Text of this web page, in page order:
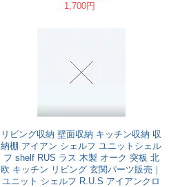
1,700円
リビング収納 壁面収納 キッチン収納 収
納棚 アイアン シェルフ ユニットシェル
フ shelf RUS ラス 木製 オーク 突板 北
欧 キッチン リビング 玄関パーツ販売｜
ユニット シェルフ R.U.S アイアンクロ